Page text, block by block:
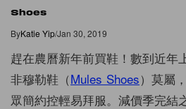
Shoes
ByKatie Yip/Jan 30, 2019
趕在農曆新年前買鞋！數到近年
非穆勒鞋（Mules Shoes）莫屬
眾簡約控輕易拜服。減價季完結